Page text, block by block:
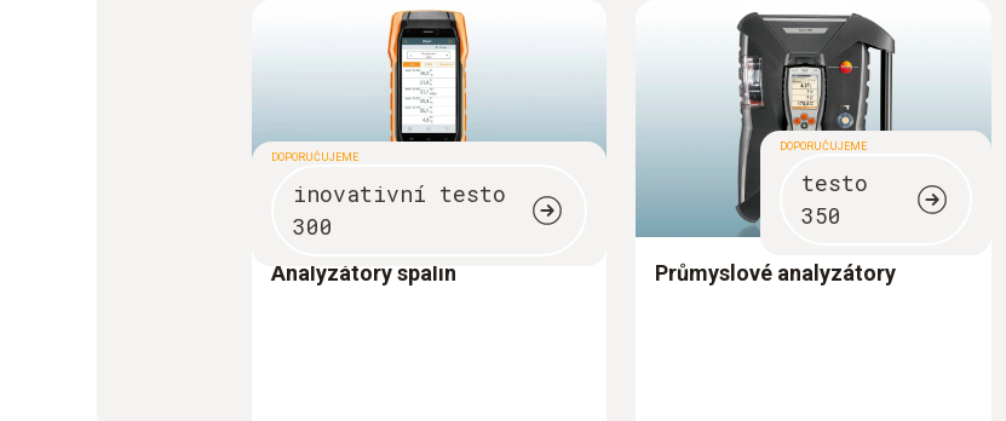
DOPORUČUJEME
inovativní testo
300
Analyzátory spalin
DOPORUČUJEME
testo
350
Průmyslové analyzátory